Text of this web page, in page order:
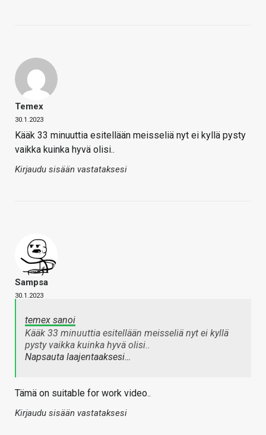
Temex
30.1.2023
Kääk 33 minuuttia esitellään meisseliä nyt ei kyllä pysty
vaikka kuinka hyvä olisi..
Kirjaudu sisään vastataksesi
Sampsa
30.1.2023
temex sanoi
Kääk 33 minuuttia esitellään meisseliä nyt ei kyllä
pysty vaikka kuinka hyvä olisi..
Napsauta laajentaaksesi…
Tämä on suitable for work video..
Kirjaudu sisään vastataksesi